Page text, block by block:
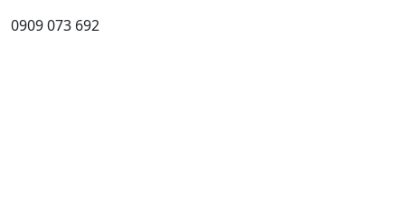
0909 073 692